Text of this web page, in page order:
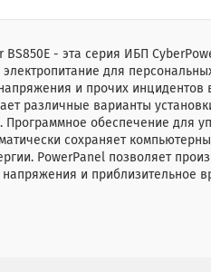
BS850E - эта серия ИБП
для
и прочих инцидентов
различные варианты
Программное обеспечение для
сохраняет
PowerPanel позволяет
напряжения и приблизительное